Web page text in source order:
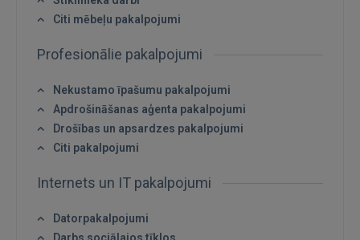
 Sign in with Apple
Vēl neesat reģistrējies?
REĢISTRĀCIJA
Citi mēbeļu pakalpojumi
Profesionālie pakalpojumi
Nekustamo īpašumu pakalpojumi
Apdrošināšanas aģenta pakalpojumi
Drošības un apsardzes pakalpojumi
Citi pakalpojumi
Internets un IT pakalpojumi
Datorpakalpojumi